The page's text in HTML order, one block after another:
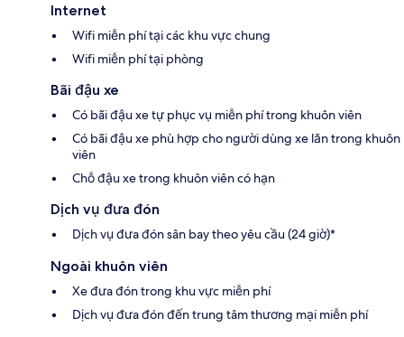
Internet
Wifi miễn phí tại các khu vực chung
Wifi miễn phí tại phòng
Bãi đậu xe
Có bãi đậu xe tự phục vụ miễn phí trong khuôn viên
Có bãi đậu xe phù hợp cho người dùng xe lăn trong khuôn
viên
Chỗ đậu xe trong khuôn viên có hạn
Dịch vụ đưa đón
Dịch vụ đưa đón sân bay theo yêu cầu (24 giờ)*
Ngoài khuôn viên
Xe đưa đón trong khu vực miễn phí
Dịch vụ đưa đón đến trung tâm thương mại miễn phí